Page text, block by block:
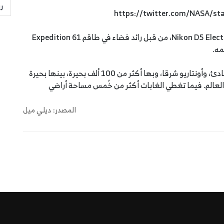
والتقطت الصورة باستخدام كاميرا "نيكون" Nikon D5 Electronic Still، من قبل رائد فضاء في طاقم Expedition 61
وتقع مانيتوبا بروفيدنس بين المحيطين الأطلسي والهادئ، وأونتاريو شرقا، وبها أكثر من 100 ألف بحيرة، بينها بحيرة
العالم. فيما تغطي الغابات أكثر من خُمس مساحة أراضي
المصدر: ديلي ميل